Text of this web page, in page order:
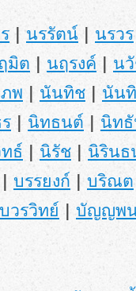
|นรรัตน์ | นรวร
มิต | นฤรงค์ | น
พ | นันทิช | นัน
| นิทธนต์ | นิท
ธ์ | นิรัช | นิรินธ
| บรรยงก์ | บริณต
บวรวิทย์ | บัญญพ